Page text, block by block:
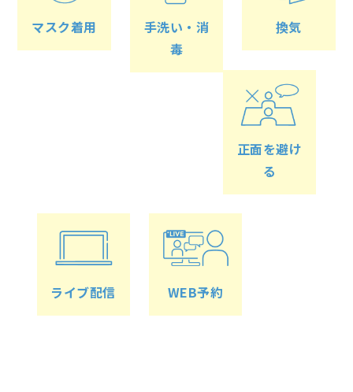
マスク着用
手洗い・消
毒
換気
正面を避け
る
ライブ配信 WEB予約